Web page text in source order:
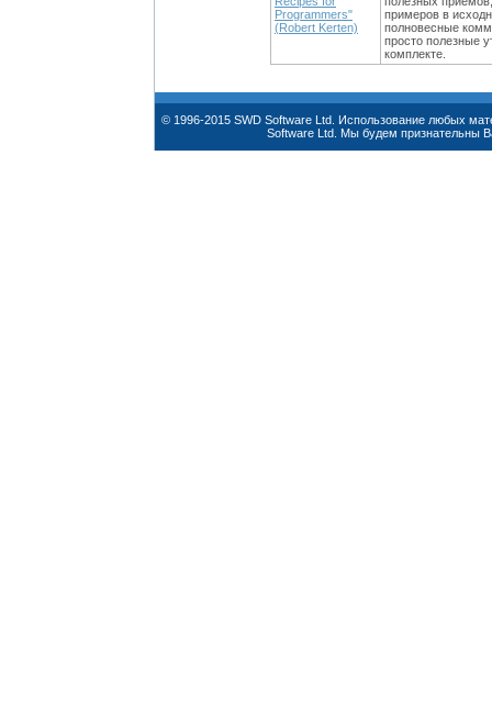
Programmers"
(Robert Kerten)
примеров в
полновесные
просто полезные
комплекте.
© 1996-2015 SWD Software Ltd. Использование любых
Software Ltd. Мы будем признательны